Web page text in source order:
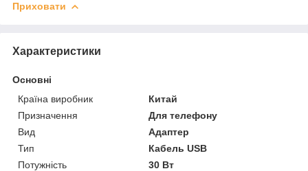
Приховати
Характеристики
Основні
Країна виробник
Китай
Призначення
Для телефону
Вид
Адаптер
Тип
Кабель USB
Потужність
30 Вт